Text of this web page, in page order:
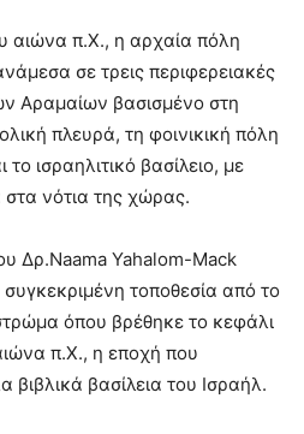
αιώνα π.Χ., η αρχαία πόλη
σε τρεις περιφερειακές
Αραμαίων βασισμένο στη
πλευρά, τη φοινικική πόλη
ισραηλιτικό βασίλειο, με
νότια της χώρας.
Δρ.Naama Yahalom-Mack
τοποθεσία από το
όπου βρέθηκε το κεφάλι
π.Χ., η εποχή που
βιβλικά βασίλεια του Ισραήλ.